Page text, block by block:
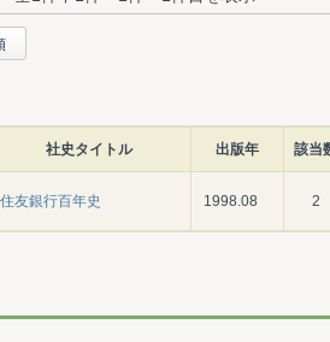
社史タイトル 出版年 該当
住友銀行百年史 1998.08 2